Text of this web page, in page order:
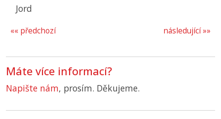
Jord
následující »»
«« předchozí
Máte více informací?
Napište nám, prosím. Děkujeme.